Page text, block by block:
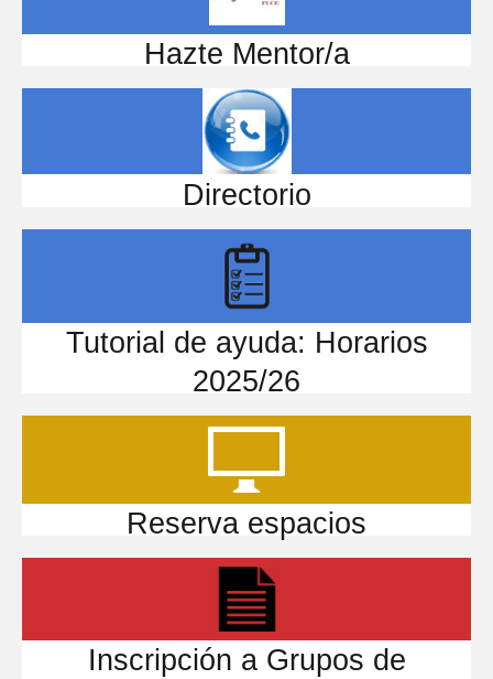
Hazte Mentor/a
Directorio
Tutorial de ayuda: Horarios
2025/26
Reserva espacios
Inscripción a Grupos de